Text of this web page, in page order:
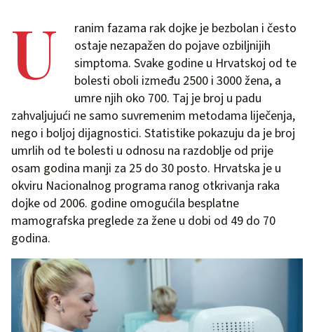
U
ranim fazama rak dojke je bezbolan i često
ostaje nezapažen do pojave ozbiljnijih
simptoma. Svake godine u Hrvatskoj od te
bolesti oboli između 2500 i 3000 žena, a
umre njih oko 700. Taj je broj u padu
zahvaljujući ne samo suvremenim metodama liječenja,
nego i boljoj dijagnostici. Statistike pokazuju da je broj
umrlih od te bolesti u odnosu na razdoblje od prije
osam godina manji za 25 do 30 posto. Hrvatska je u
okviru Nacionalnog programa ranog otkrivanja raka
dojke od 2006. godine omogućila besplatne
mamografska preglede za žene u dobi od 49 do 70
godina.